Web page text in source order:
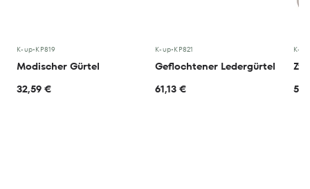
K-up•KP819
Modischer Gürtel
32,59 €
K-up•KP821
Geflochtener Ledergürtel
61,13 €
K-up